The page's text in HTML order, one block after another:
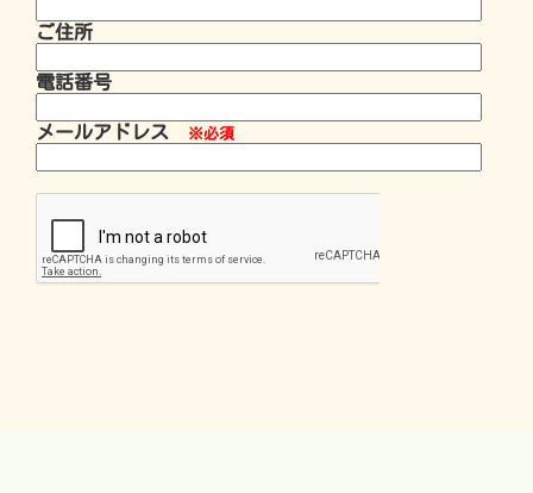
ご住所
電話番号
メールアドレス ※必須